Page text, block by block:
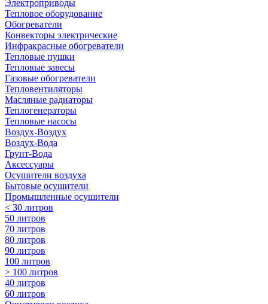
Электроприводы
Тепловое оборудование
Обогреватели
Конвекторы электрические
Инфракрасные обогреватели
Тепловые пушки
Тепловые завесы
Газовые обогреватели
Тепловентиляторы
Масляные радиаторы
Теплогенераторы
Тепловые насосы
Воздух-Воздух
Воздух-Вода
Грунт-Вода
Аксессуары
Осушители воздуха
Бытовые осушители
Промышленные осушители
< 30 литров
50 литров
70 литров
80 литров
90 литров
100 литров
> 100 литров
40 литров
60 литров